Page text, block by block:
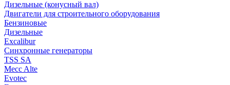
Дизельные (конусный вал)
Двигатели для строительного оборудования
Бензиновые
Дизельные
Excalibur
Синхронные генераторы
TSS SA
Mecc Alte
Evotec